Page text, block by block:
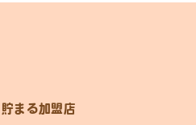
まる加盟店